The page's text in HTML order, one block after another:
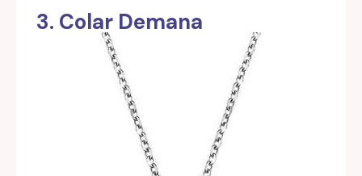
3. Colar Demana